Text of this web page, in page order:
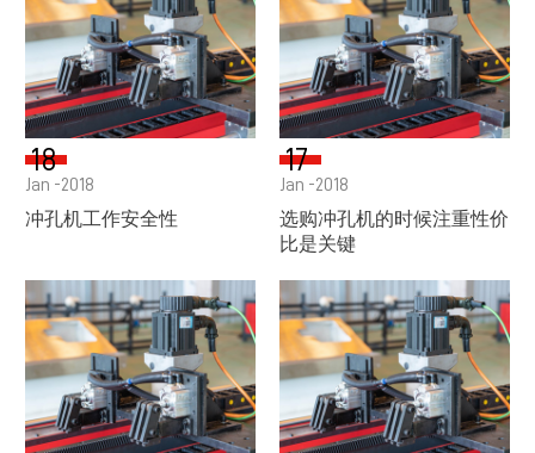
18
Jan -2018
冲孔机工作安全性
17
Jan -2018
选购冲孔机的时候注重性价
比是关键